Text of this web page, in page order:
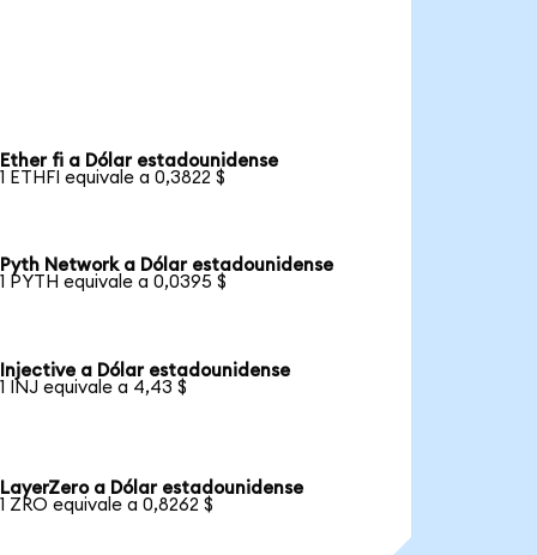
Ether fi a Dólar estadounidense
1 ETHFI equivale a 0,3822 $
Pyth Network a Dólar estadounidense
1 PYTH equivale a 0,0395 $
Injective a Dólar estadounidense
1 INJ equivale a 4,43 $
LayerZero a Dólar estadounidense
1 ZRO equivale a 0,8262 $